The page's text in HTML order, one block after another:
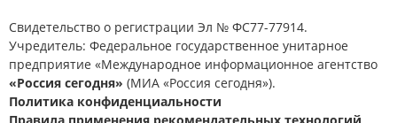
Свидетельство о регистрации Эл № ФС77-77914.
Учредитель: Федеральное государственное унитарное
предприятие «Международное информационное агентство
«Россия сегодня» (МИА «Россия сегодня»).
Политика конфиденциальности